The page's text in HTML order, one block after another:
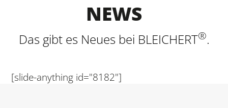
NEWS
Das gibt es Neues bei BLEICHERT®.
[slide-anything id="8182"]